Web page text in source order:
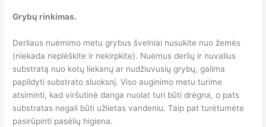
Grybų rinkimas.
Derliaus nuėmimo metu grybus švelniai nusukite nuo žemės
(niekada neplėškite ir nekirpkite). Nuėmus derlių ir nuvalius
substratą nuo kotų liekanų ar nudžiuvusių grybų, galima
papildyti substrato sluoksnį. Viso auginimo metu turime
atsiminti, kad viršutinė danga nuolat turi būti drėgna, o pats
substratas negali būti užlietas vandeniu. Taip pat turėtumėte
pasirūpinti pasėlių higiena.